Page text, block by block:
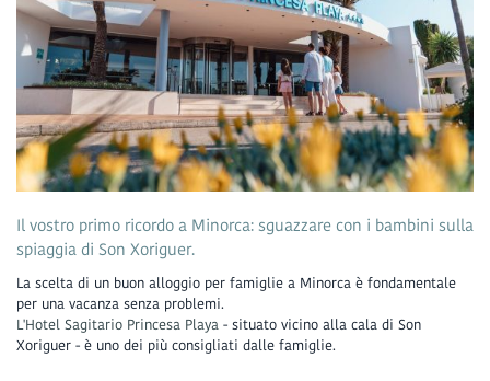
Il vostro primo ricordo a Minorca: sguazzare con i bambini sulla
spiaggia di Son Xoriguer.
La scelta di un buon alloggio per famiglie a Minorca è fondamentale
per una vacanza senza problemi.
L'Hotel Sagitario Princesa Playa - situato vicino alla cala di Son
Xoriguer - è uno dei più consigliati dalle famiglie.